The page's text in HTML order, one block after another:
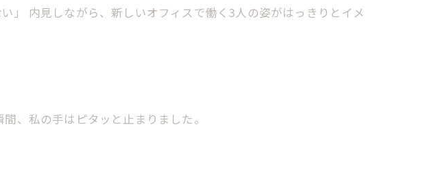
」 内見しながら、新しいオフィスで働く3人の姿がはっきりとイメ
、私の手はピタッと止まりました。